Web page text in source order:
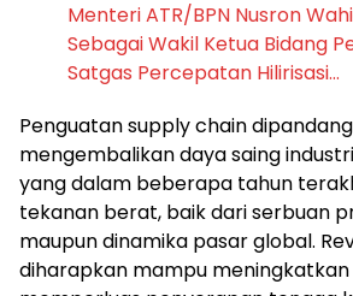
Menteri ATR/BPN Nusron
Sebagai Wakil Ketua Bidang
Satgas Percepatan Hilirisasi…
Penguatan supply chain
mengembalikan daya saing
yang dalam beberapa tahun
tekanan berat, baik dari serbuan
maupun dinamika pasar global.
diharapkan mampu meningkatkan